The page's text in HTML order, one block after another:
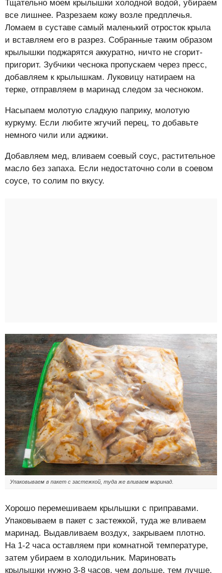
Тщательно моем крылышки холодной водой, убираем
все лишнее. Разрезаем кожу возле предплечья.
Ломаем в суставе самый маленький отросток крыла
и вставляем его в разрез. Собранные таким образом
крылышки поджарятся аккуратно, ничто не сгорит-
пригорит. Зубчики чеснока пропускаем через пресс,
добавляем к крылышкам. Луковицу натираем на
терке, отправляем в маринад следом за чесноком.
Насыпаем молотую сладкую паприку, молотую
куркуму. Если любите жгучий перец, то добавьте
немного чили или аджики.
Добавляем мед, вливаем соевый соус, растительное
масло без запаха. Если недостаточно соли в соевом
соусе, то солим по вкусу.
Упаковываем в пакет с застежкой, туда же вливаем маринад.
Хорошо перемешиваем крылышки с приправами.
Упаковываем в пакет с застежкой, туда же вливаем
маринад. Выдавливаем воздух, закрываем плотно.
На 1-2 часа оставляем при комнатной температуре,
затем убираем в холодильник. Мариновать
крылышки нужно 3-8 часов, чем дольше, тем лучше.